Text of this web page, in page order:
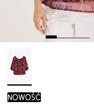
nowość